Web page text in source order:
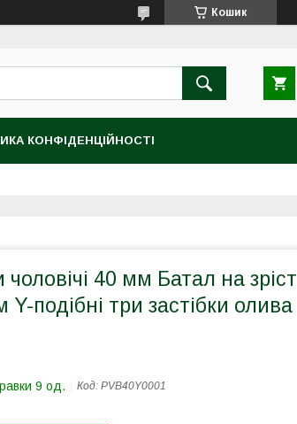
Кошик
КОНФІДЕНЦІЙНОСТІ
чоловічі 40 мм Батал на зріст
Y-подібні три застібки олива
9 од. Код: PVB40Y0001